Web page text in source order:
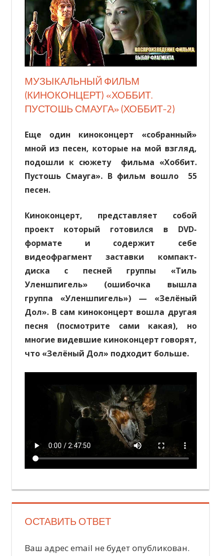
МУЗЫКАЛЬНЫЙ ФИЛЬМ
(КИНОКОНЦЕРТ) «ХОББИТ.
ПУСТОШЬ СМАУГА» (ХОББИТ-2)
Еще один киноконцерт «собранный»
мной из песен, которые на мой взгляд,
подошли к сюжету фильма «Хоббит.
Пустошь Смауга». В фильм вошло 55
песен.
Киноконцерт, представляет собой
проект который готовился в DVD-
формате и содержит себе
видеофрагмент заставки компакт-
диска с песней группы «Тиль
Уленшпигель» (ошибочка вышла
группа «Уленшпигель») — «Зелёный
Дол». В сам киноконцерт вошла другая
песня (посмотрите сами какая), но
многие видевшие киноконцерт говорят,
что «Зелёный Дол» подходит больше.
ОСТАВИТЬ ОТВЕТ
Ваш адрес email не будет опубликован.